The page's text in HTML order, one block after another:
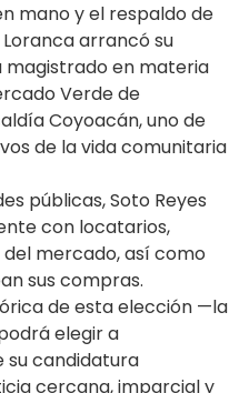
mano y el respaldo de
arrancó su
en materia
Verde de
Coyoacán, uno de
de la vida comunitaria
públicas, Soto Reyes
con locatarios,
mercado, así como
sus compras.
de esta elección —la
elegir a
su candidatura
cercana, imparcial y